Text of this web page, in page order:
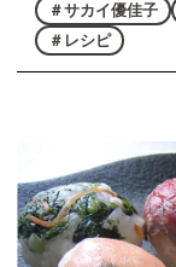
＃サカイ優佳子
＃レシピ